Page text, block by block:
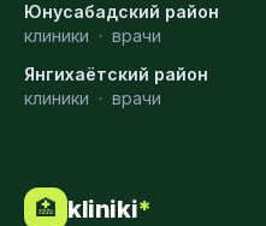
Юнусабадский район
клиники · врачи
Янгихаётский район
клиники · врачи
🏥 kliniki*